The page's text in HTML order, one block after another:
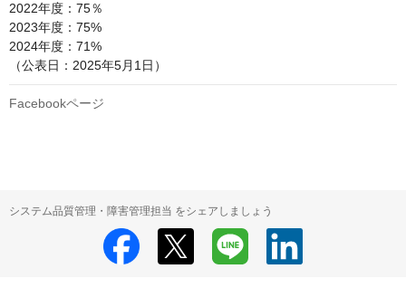
2022年度：75％
2023年度：75%
2024年度：71%
（公表日：2025年5月1日）
Facebookページ
システム品質管理・障害管理担当 をシェアしましょう